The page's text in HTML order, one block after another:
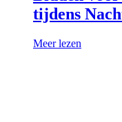
tijdens
Meer lezen